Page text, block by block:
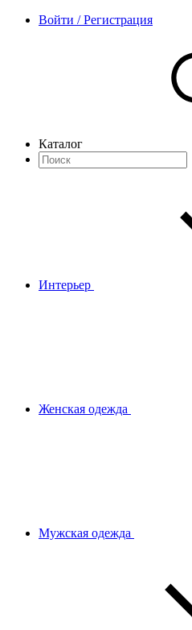
Войти / Регистрация
Каталог
Интерьер
Женская одежда
Мужская одежда